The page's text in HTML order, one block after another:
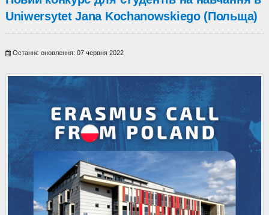
Uniwersytet Jana Kochanowskiego (Польща)
Останнє оновлення: 07 червня 2022